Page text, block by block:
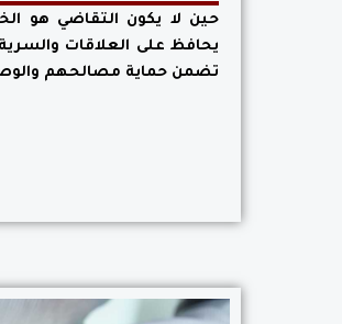
حين لا يكون التقاضي هو
يحافظ على العلاقات
تضمن حماية مصالحهم